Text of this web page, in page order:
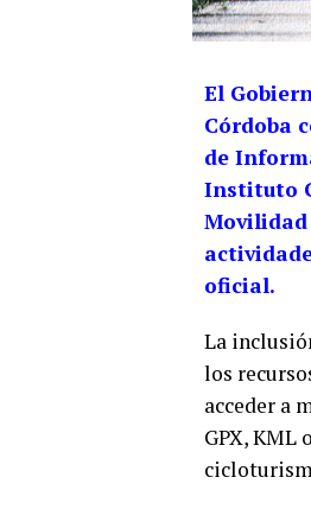
El
Córdoba
de
Instituto
oficial.
La
los
acceder a
GPX, KML